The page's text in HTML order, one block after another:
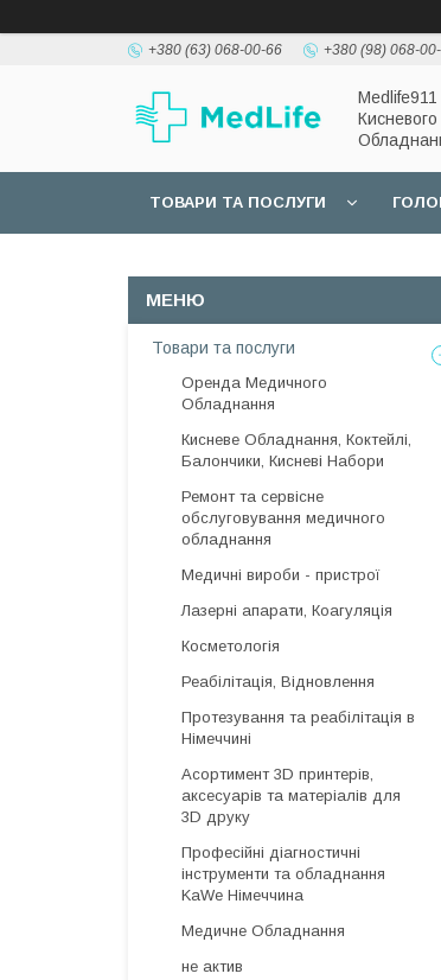
+380 (63) 068-00-66 +380 (98) 068-
ТОВАРИ ТА ПОСЛУГИ
Товари та послуги
Оренда Медичного
Обладнання
Кисневе Обладнання, Коктейлі,
Балончики, Кисневі Набори
Ремонт та сервісне
обслуговування медичного
обладнання
Медичні вироби - пристрої
Лазерні апарати, Коагуляція
Косметологія
Реабілітація, Відновлення
Протезування та реабілітація в
Німеччині
Асортимент 3D принтерів,
аксесуарів та матеріалів для
3D друку
Професійні діагностичні
інструменти та обладнання
KaWe Німеччина
Медичне Обладнання
не актив